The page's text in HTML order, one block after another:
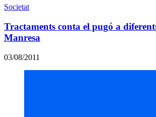
Societat
Tractaments conta el pugó a
Manresa
03/08/2011